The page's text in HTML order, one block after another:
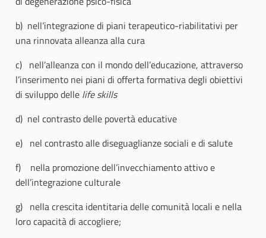
b) nell’integrazione di piani terapeutico-riabilitativi per
una rinnovata alleanza alla cura
c) nell’alleanza con il mondo dell’educazione, attraverso
l’inserimento nei piani di offerta formativa degli obiettivi
di sviluppo delle life skills
d) nel contrasto delle povertà educative
e) nel contrasto alle diseguaglianze sociali e di salute
f) nella promozione dell’invecchiamento attivo e
dell’integrazione culturale
g) nella crescita identitaria delle comunità locali e nella
loro capacità di accogliere;